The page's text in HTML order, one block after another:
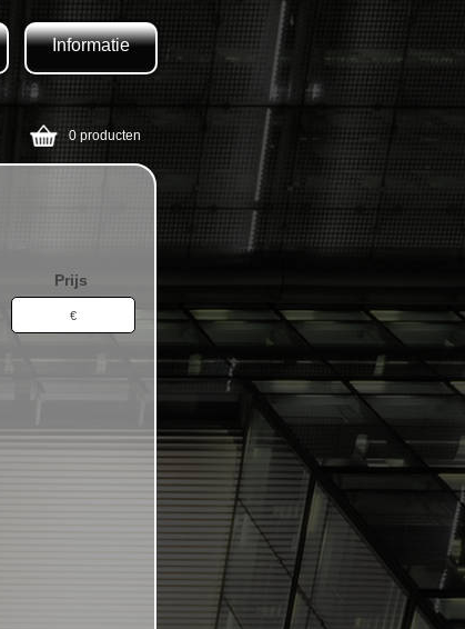
Informatie
0 producten
Prijs